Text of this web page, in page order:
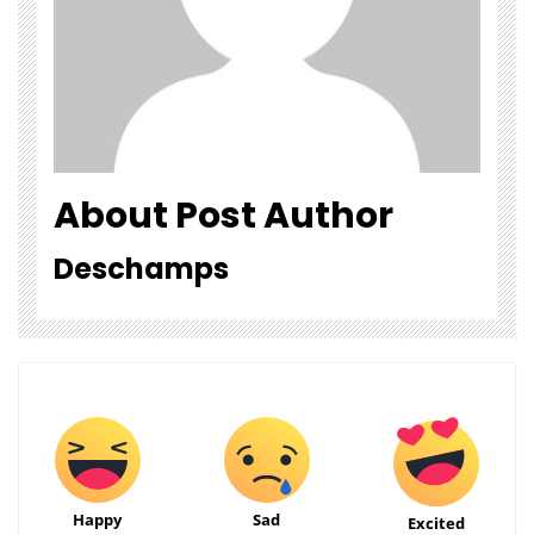
About Post Author
Deschamps
Happy Sad Excited